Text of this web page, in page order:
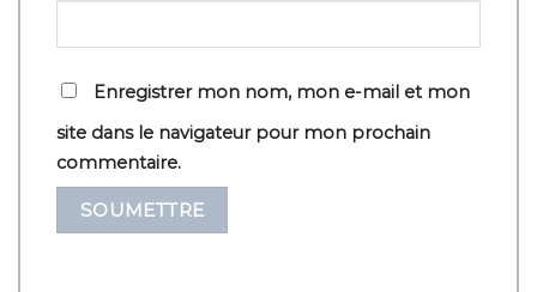
Enregistrer mon nom, mon e-mail et mon
site dans le navigateur pour mon prochain
commentaire.